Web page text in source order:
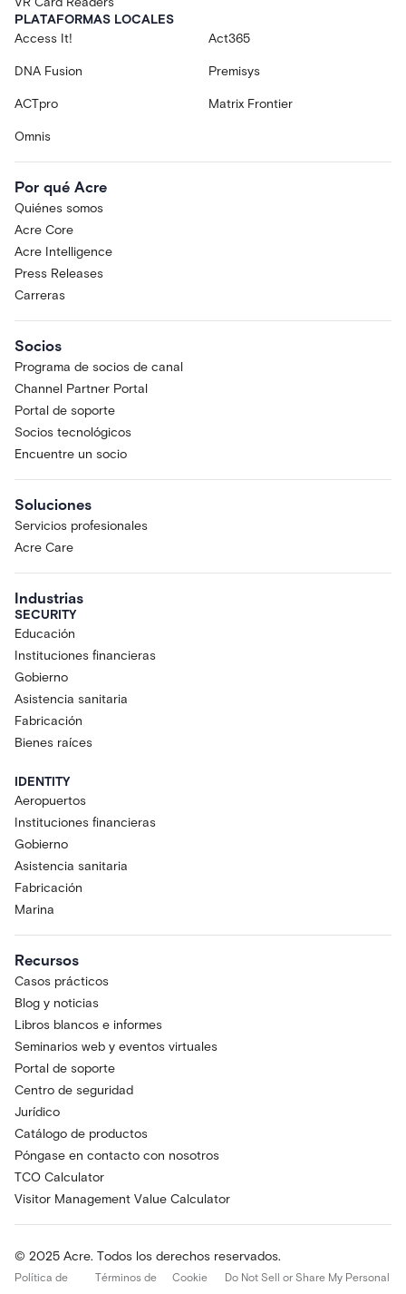
PLATAFORMAS LOCALES
Access It!
Act365
DNA Fusion Premisys
ACTpro Matrix Frontier
Omnis
Por qué Acre
Quiénes somos
Acre Core
Acre Intelligence
Press Releases
Carreras
Socios
Programa de socios de canal
Channel Partner Portal
Portal de soporte
Socios tecnológicos
Encuentre un socio
Soluciones
Servicios profesionales
Acre Care
Industrias
SECURITY
Educación
Instituciones financieras
Gobierno
Asistencia sanitaria
Fabricación
Bienes raíces
IDENTITY
Aeropuertos
Instituciones financieras
Gobierno
Asistencia sanitaria
Fabricación
Marina
Recursos
Casos prácticos
Blog y noticias
Libros blancos e informes
Seminarios web y eventos virtuales
Portal de soporte
Centro de seguridad
Jurídico
Catálogo de productos
Póngase en contacto con nosotros
TCO Calculator
Visitor Management Value Calculator
© 2025 Acre. Todos los derechos reservados.
Política de
Términos de
Cookie
Do Not Sell or Share My Personal